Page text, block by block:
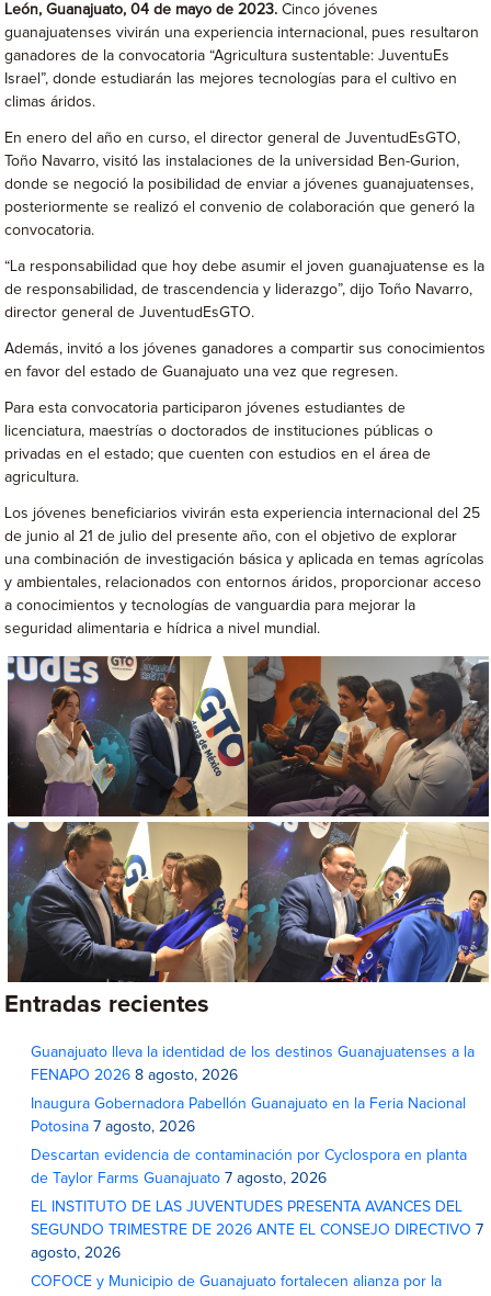
León, Guanajuato, 04 de mayo de 2023.Cinco jóvenes
guanajuatenses vivirán una experiencia internacional, pues resultaron
ganadores de la convocatoria “Agricultura sustentable: JuventuEs
Israel”, donde estudiarán las mejores tecnologías para el cultivo en
climas áridos.
En enero del año en curso, el director general de JuventudEsGTO,
Toño Navarro, visitó las instalaciones de la universidad Ben-Gurion,
donde se negoció la posibilidad de enviar a jóvenes guanajuatenses,
posteriormente se realizó el convenio de colaboración que generó la
convocatoria.
“La responsabilidad que hoy debe asumir el joven guanajuatense es la
de responsabilidad, de trascendencia y liderazgo”, dijo Toño Navarro,
director general de JuventudEsGTO.
Además, invitó a los jóvenes ganadores a compartir sus conocimientos
en favor del estado de Guanajuato una vez que regresen.
Para esta convocatoria participaron jóvenes estudiantes de
licenciatura, maestrías o doctorados de instituciones públicas o
privadas en el estado; que cuenten con estudios en el área de
agricultura.
Los jóvenes beneficiarios vivirán esta experiencia internacional del 25
de junio al 21 de julio del presente año, con el objetivo de explorar
una combinación de investigación básica y aplicada en temas agrícolas
y ambientales, relacionados con entornos áridos, proporcionar acceso
a conocimientos y tecnologías de vanguardia para mejorar la
seguridad alimentaria e hídrica a nivel mundial.
Entradas recientes
Guanajuato lleva la identidad de los destinos Guanajuatenses a la
FENAPO 2026 8 agosto, 2026
Inaugura Gobernadora Pabellón Guanajuato en la Feria Nacional
Potosina 7 agosto, 2026
Descartan evidencia de contaminación por Cyclospora en planta
de Taylor Farms Guanajuato 7 agosto, 2026
EL INSTITUTO DE LAS JUVENTUDES PRESENTA AVANCES DEL
SEGUNDO TRIMESTRE DE 2026 ANTE EL CONSEJO DIRECTIVO 7
agosto, 2026
COFOCE y Municipio de Guanajuato fortalecen alianza por la